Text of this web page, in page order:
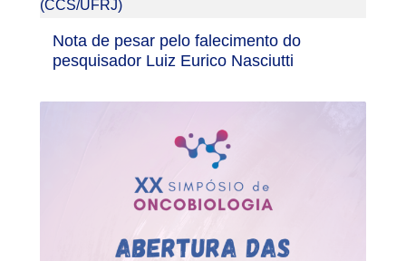
Nota de pesar pelo falecimento do
pesquisador Luiz Eurico Nasciutti